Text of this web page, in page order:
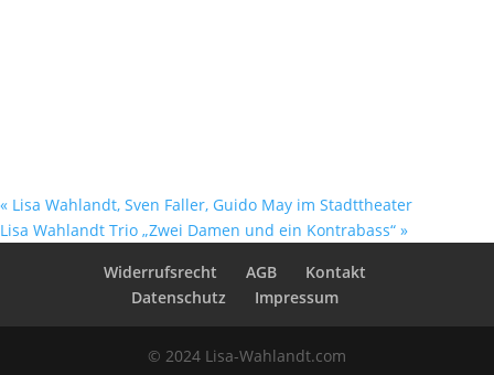
« Lisa Wahlandt, Sven Faller, Guido May im Stadttheater
Lisa Wahlandt Trio „Zwei Damen und ein Kontrabass“ »
Widerrufsrecht
AGB
Kontakt
Datenschutz
Impressum
© 2024 Lisa-Wahlandt.com